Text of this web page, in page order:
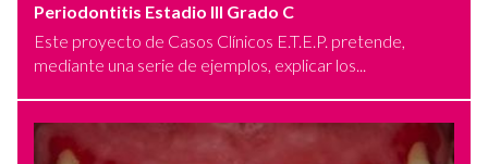
Periodontitis Estadio III Grado C
Este proyecto de Casos Clínicos E.T.E.P. pretende,
mediante una serie de ejemplos, explicar los...